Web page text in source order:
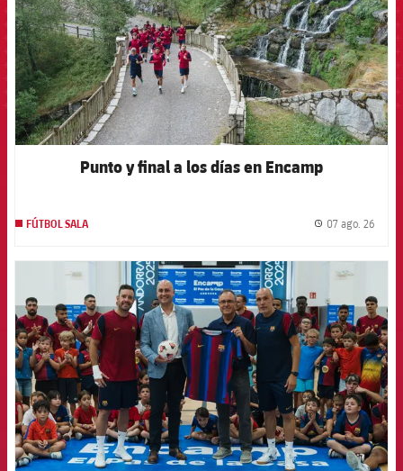
Punto y final a los días en Encamp
FÚTBOL SALA 07 ago. 26
FCB Barcelona badge